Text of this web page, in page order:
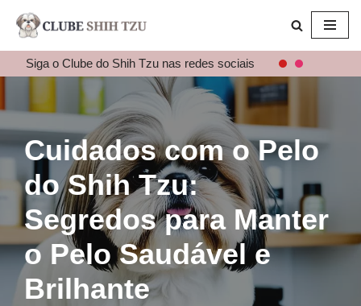
para
conteúdo
Siga o Clube do Shih Tzu nas redes sociais
Cuidados com o Pelo
do Shih Tzu:
Segredos para Manter
o Pelo Saudável e
Brilhante